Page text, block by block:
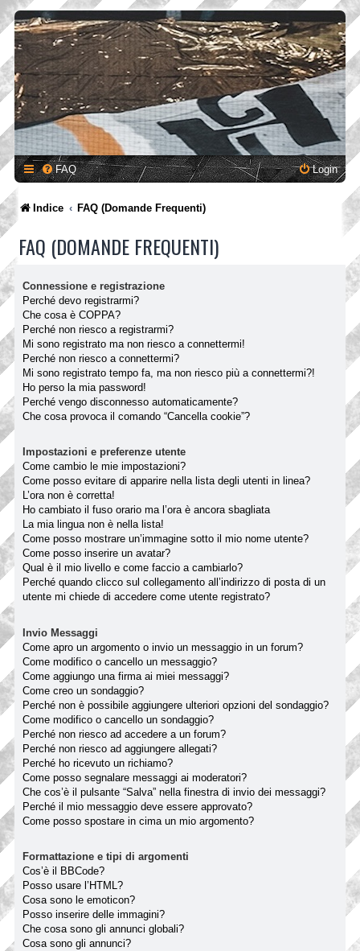
FAQ Login
Indice FAQ (Domande Frequenti)
FAQ (DOMANDE FREQUENTI)
Connessione e registrazione
Perché devo registrarmi?
Che cosa è COPPA?
Perché non riesco a registrarmi?
Mi sono registrato ma non riesco a connettermi!
Perché non riesco a connettermi?
Mi sono registrato tempo fa, ma non riesco più a connettermi?!
Ho perso la mia password!
Perché vengo disconnesso automaticamente?
Che cosa provoca il comando “Cancella cookie”?
Impostazioni e preferenze utente
Come cambio le mie impostazioni?
Come posso evitare di apparire nella lista degli utenti in linea?
L’ora non è corretta!
Ho cambiato il fuso orario ma l’ora è ancora sbagliata
La mia lingua non è nella lista!
Come posso mostrare un’immagine sotto il mio nome utente?
Come posso inserire un avatar?
Qual è il mio livello e come faccio a cambiarlo?
Perché quando clicco sul collegamento all’indirizzo di posta di un
utente mi chiede di accedere come utente registrato?
Invio Messaggi
Come apro un argomento o invio un messaggio in un forum?
Come modifico o cancello un messaggio?
Come aggiungo una firma ai miei messaggi?
Come creo un sondaggio?
Perché non è possibile aggiungere ulteriori opzioni del sondaggio?
Come modifico o cancello un sondaggio?
Perché non riesco ad accedere a un forum?
Perché non riesco ad aggiungere allegati?
Perché ho ricevuto un richiamo?
Come posso segnalare messaggi ai moderatori?
Che cos’è il pulsante “Salva” nella finestra di invio dei messaggi?
Perché il mio messaggio deve essere approvato?
Come posso spostare in cima un mio argomento?
Formattazione e tipi di argomenti
Cos’è il BBCode?
Posso usare l’HTML?
Cosa sono le emoticon?
Posso inserire delle immagini?
Che cosa sono gli annunci globali?
Cosa sono gli annunci?